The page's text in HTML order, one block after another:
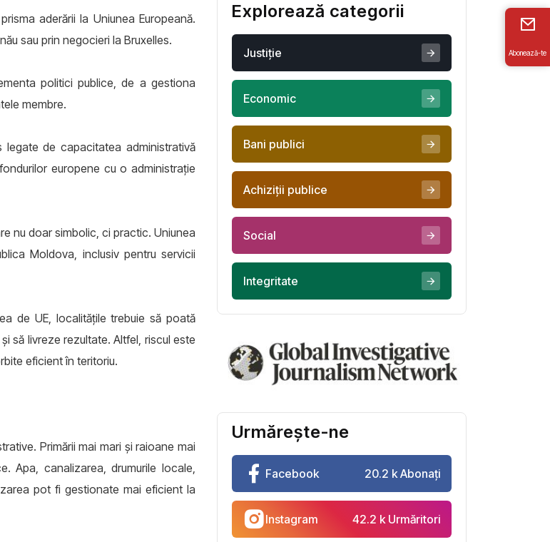
aderării la Uniunea Europeană.
sau prin negocieri la Bruxelles.
politici publice, de a gestiona
membre.
legate de capacitatea administrativă
europene cu o administrație
nu doar simbolic, ci practic. Uniunea
Moldova, inclusiv pentru servicii
de UE, localitățile trebuie să poată
să livreze rezultate. Altfel, riscul este
eficient în teritoriu.
Primării mai mari și raioane mai
Apa, canalizarea, drumurile locale,
pot fi gestionate mai eficient la
Explorează categorii
Justiţie
Economic
Bani publici
Achiziţii publice
Social
Integritate
Urmărește-ne
Facebook 20.2 k Abonați
Instagram 42.2 k Urmăritori
Abonează-te